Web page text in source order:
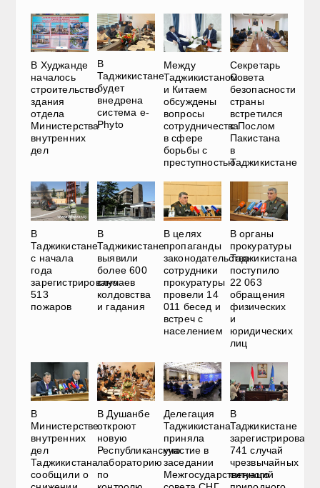
В Худжанде
началось
строительство
здания
отдела
Министерства
внутренних
дел
В
Таджикистане
будет
внедрена
система e-
Phyto
Между
Таджикистаном
и Китаем
обсуждены
вопросы
сотрудничества
в сфере
борьбы с
преступностью
Секретарь
Совета
безопасности
страны
встретился
с Послом
Пакистана
в
Таджикистане
В
Таджикистане
с начала
года
зарегистрировано
513
пожаров
В
Таджикистане
выявили
более 600
случаев
колдовства
и гадания
В целях
пропаганды
законодательства
сотрудники
прокуратуры
провели 14
011 бесед и
встреч с
населением
В органы
прокуратуры
Таджикистана
поступило
22 063
обращения
физических
и
юридических
лиц
В
Министерстве
внутренних
дел
Таджикистана
сообщили о
В Душанбе
откроют
новую
Республиканскую
лабораторию
по
Делегация
Таджикистана
приняла
участие в
заседании
Межгосударственного
В
Таджикистане
зарегистрировали
741 случай
чрезвычайных
ситуаций